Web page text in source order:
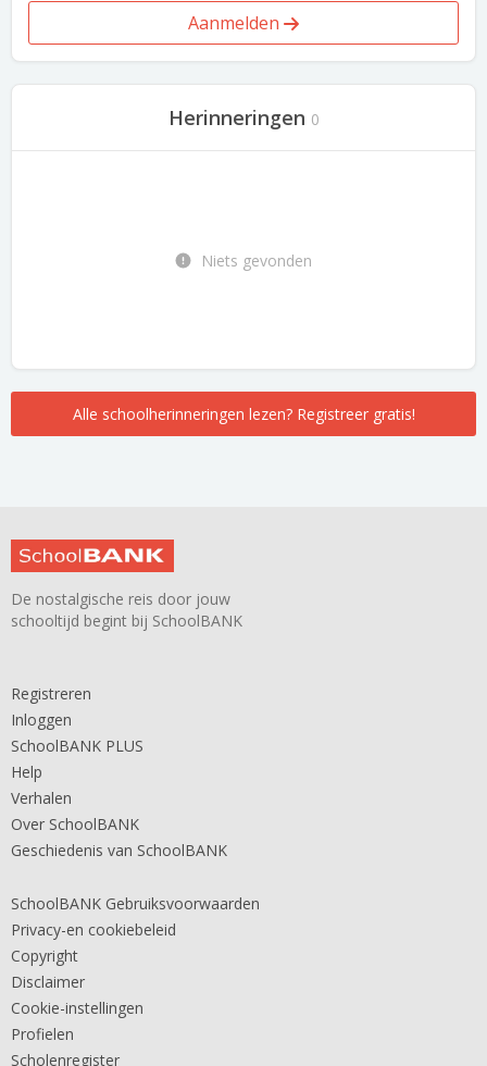
Aanmelden
Herinneringen 0
Niets gevonden
Alle schoolherinneringen lezen? Registreer gratis!
De nostalgische reis door jouw
schooltijd begint bij SchoolBANK
Registreren
Inloggen
SchoolBANK PLUS
Help
Verhalen
Over SchoolBANK
Geschiedenis van SchoolBANK
SchoolBANK Gebruiksvoorwaarden
Privacy-en cookiebeleid
Copyright
Disclaimer
Cookie-instellingen
Profielen
Scholenregister